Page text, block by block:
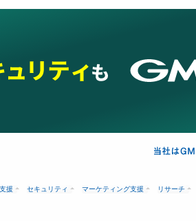
援 セキュリティ マーケティング支援 リサーチ